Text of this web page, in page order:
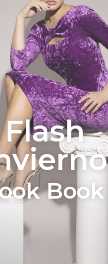
Flash
Book